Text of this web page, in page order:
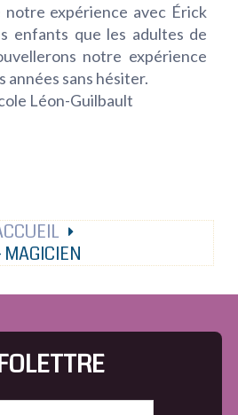
notre expérience avec Érick
enfants que les adultes de
notre expérience
années sans hésiter.
Léon-Guilbault